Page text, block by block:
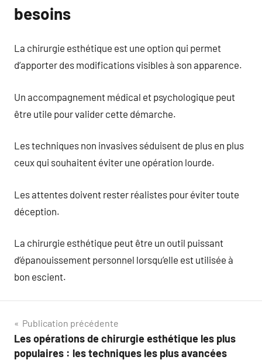
besoins
La chirurgie esthétique est une option qui permet
d’apporter des modifications visibles à son apparence.
Un accompagnement médical et psychologique peut
être utile pour valider cette démarche.
Les techniques non invasives séduisent de plus en plus
ceux qui souhaitent éviter une opération lourde.
Les attentes doivent rester réalistes pour éviter toute
déception.
La chirurgie esthétique peut être un outil puissant
d’épanouissement personnel lorsqu’elle est utilisée à
bon escient.
Navigation
de
Publication précédente
Les opérations de chirurgie esthétique les plus
populaires : les techniques les plus avancées